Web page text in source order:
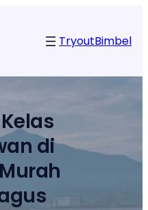
TryoutBimbel
di